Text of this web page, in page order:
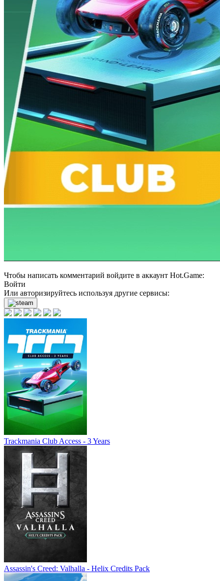
Чтобы написать комментарий войдите в аккаунт Hot.Game:
Войти
Или авторизируйтесь используя другие сервисы:
Trackmania Club Access - 3 Years
Assassin's Creed: Valhalla - Helix Credits Pack